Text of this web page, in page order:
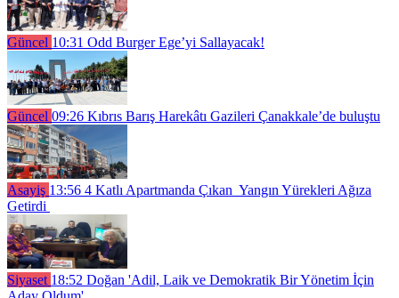
Güncel 10:31 Odd Burger Ege’yi Sallayacak!
Güncel 09:26 Kıbrıs Barış Harekâtı Gazileri Çanakkale’de buluştu
Asayiş 13:56 4 Katlı Apartmanda Çıkan Yangın Yürekleri Ağıza
Getirdi
Siyaset 18:52 Doğan 'Adil, Laik ve Demokratik Bir Yönetim İçin